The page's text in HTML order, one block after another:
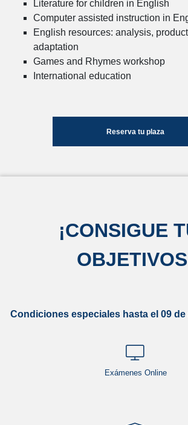
Literature for children in English
Computer assisted instruction in
English resources: analysis,
adaptation
Games and Rhymes workshop
International education
Reserva tu plaza
¡CONSIGUE
OBJETIVOS
Condiciones especiales hasta el 09
Exámenes Online